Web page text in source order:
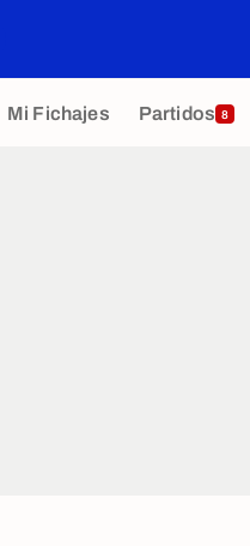
Mi Fichajes Partidos 8